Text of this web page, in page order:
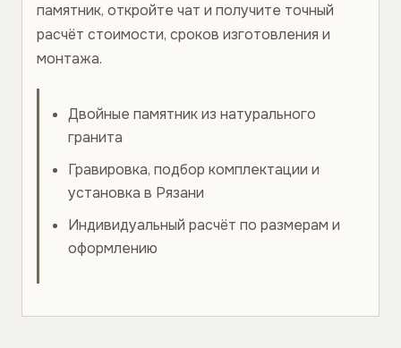
памятник, откройте чат и получите точный
расчёт стоимости, сроков изготовления и
монтажа.
Двойные памятник из натурального
гранита
Гравировка, подбор комплектации и
установка в Рязани
Индивидуальный расчёт по размерам и
оформлению